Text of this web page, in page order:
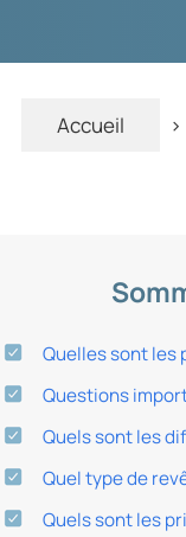
Accueil >
Quelles sont les
Questions
Quels sont les
Quel type de
Quels sont les